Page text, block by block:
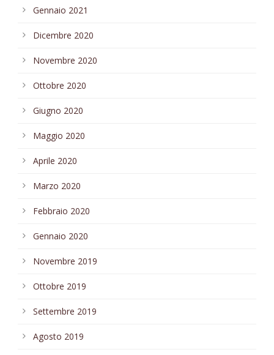
Gennaio 2021
Dicembre 2020
Novembre 2020
Ottobre 2020
Giugno 2020
Maggio 2020
Aprile 2020
Marzo 2020
Febbraio 2020
Gennaio 2020
Novembre 2019
Ottobre 2019
Settembre 2019
Agosto 2019